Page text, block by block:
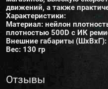
движений, а также
Характеристики:
Материал: нейлон
плотностью 500D с ИК
Внешние габариты
Вес: 130 гр
Отзывы